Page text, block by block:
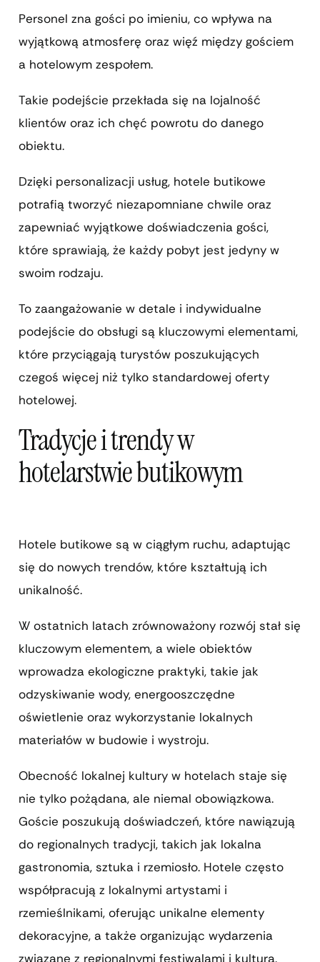
Personel zna gości po imieniu, co wpływa na
wyjątkową atmosferę oraz więź między gościem
a hotelowym zespołem.
Takie podejście przekłada się na lojalność
klientów oraz ich chęć powrotu do danego
obiektu.
Dzięki personalizacji usług, hotele butikowe
potrafią tworzyć niezapomniane chwile oraz
zapewniać wyjątkowe doświadczenia gości,
które sprawiają, że każdy pobyt jest jedyny w
swoim rodzaju.
To zaangażowanie w detale i indywidualne
podejście do obsługi są kluczowymi elementami,
które przyciągają turystów poszukujących
czegoś więcej niż tylko standardowej oferty
hotelowej.
Tradycje i trendy w
hotelarstwie butikowym
Hotele butikowe są w ciągłym ruchu, adaptując
się do nowych trendów, które kształtują ich
unikalność.
W ostatnich latach zrównoważony rozwój stał się
kluczowym elementem, a wiele obiektów
wprowadza ekologiczne praktyki, takie jak
odzyskiwanie wody, energooszczędne
oświetlenie oraz wykorzystanie lokalnych
materiałów w budowie i wystroju.
Obecność lokalnej kultury w hotelach staje się
nie tylko pożądana, ale niemal obowiązkowa.
Goście poszukują doświadczeń, które nawiązują
do regionalnych tradycji, takich jak lokalna
gastronomia, sztuka i rzemiosło. Hotele często
współpracują z lokalnymi artystami i
rzemieślnikami, oferując unikalne elementy
dekoracyjne, a także organizując wydarzenia
związane z regionalnymi festiwalami i kulturą.